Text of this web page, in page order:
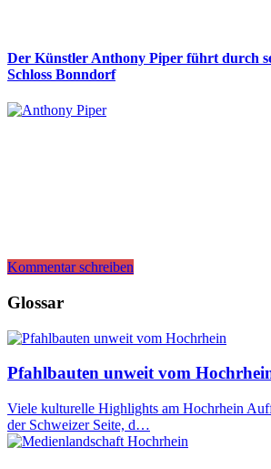
Der Künstler Anthony Piper führt durch
Schloss Bonndorf
Kommentar schreiben
Glossar
Pfahlbauten unweit vom
Viele kulturelle Highlights am Hochrhein
der Schweizer Seite, d…